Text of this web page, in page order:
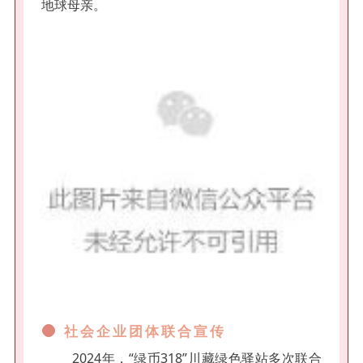
地球母亲。
社会企业团体联合宣传
2024年，“绿币318”川藏绿色驿站多次联合